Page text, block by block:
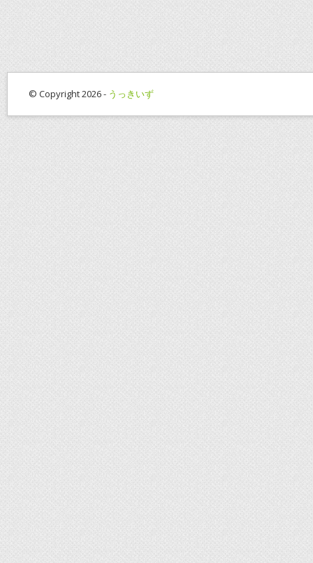
© Copyright 2026 - うっきいず